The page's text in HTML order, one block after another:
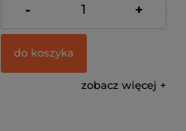
Cena netto:
5,00 zł
- +
do koszyka
zobacz więcej